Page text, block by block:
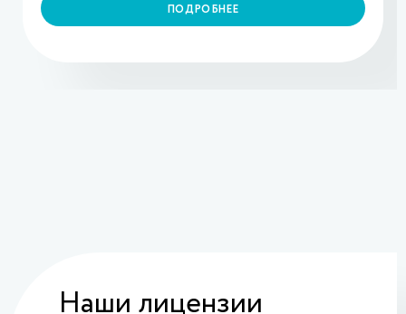
ПОДРОБНЕЕ
Наши лицензии